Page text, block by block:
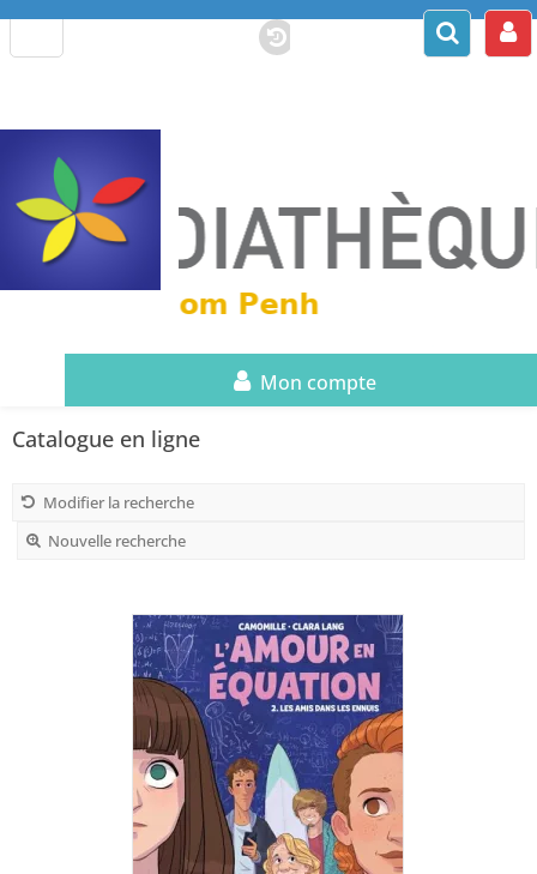
Mon compte
Catalogue en ligne
Modifier la recherche
Nouvelle recherche